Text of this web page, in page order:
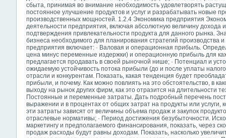
сбыта, принимая во внимание необходимость удовлетворять
постоянное улучшение продуктов и услуг и разрабатывать новые
производственных мощностей. 1.2.4 Экономика предприятия
деятельности предприятия, включая абсолютную величину
подтверждения привлекательности продукта для данного рынка.
бизнеса необходимого для планирования стратегий производства
предприятия включает: · Валовая и операционная прибыль.
цена минус переменные издержки) и операционную прибыль для
предлагается продавать в своей рыночной нише; · Потенциал и
ожидаемую устойчивость потока прибыли (до и после уплаты
отрасли и конкурентам. Показать, какая тенденция будет
прибыли, и почему. Как можно повлиять на это обстоятельство, в
выходу на рынок других фирм, как это отразится на длительности
Постоянные и переменные затраты. Дать подробный перечень
выражении и в процентах от общих затрат на продукты или услуги,
эти затраты зависят от величины объема продаж и закупок
отраслевые нормативы; · Период достижения безубыточности.
маркетингу и предполагаемого финансирования, показать, через
продаж расходы будут равны доходам. Показать, насколько